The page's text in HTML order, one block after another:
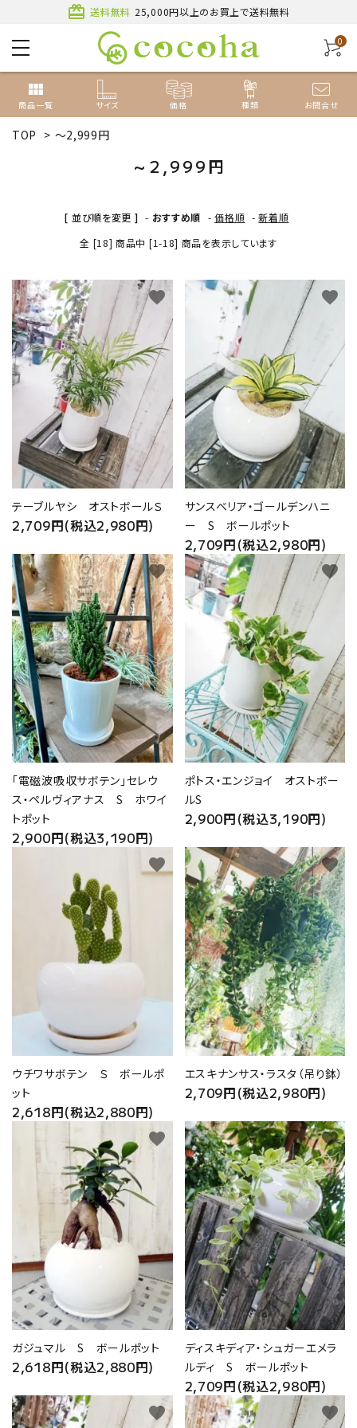
card_giftcard 送料無料 25,000円以上のお買上で送料無料
0
view_module
商品一覧 サイズ 価格 種類 お問合せ
ようこそ ゲスト 様
種類から探す
サイズから探す
価格から探す
プライバシーポリシー
特定商取引法について
お問い合わせ
TOP > ～2,999円
～2,999円
[ 並び順を変更 ] - おすすめ順 -価格順 -新着順
全 [18] 商品中 [1-18] 商品を表示しています
テーブルヤシ オストボールＳ
2,709円(税込2,980円)
favorite
サンスベリア・ゴールデンハニ
ー S ボールポット
2,709円(税込2,980円)
favorite
「電磁波吸収サボテン」セレウ
ス・ペルヴィアナス S ホワイ
トポット
2,900円(税込3,190円)
favorite
ポトス・エンジョイ オストボー
ルS
2,900円(税込3,190円)
favorite
ウチワサボテン Ｓ ボールポ
ット
2,618円(税込2,880円)
favorite
エスキナンサス・ラスタ（吊り鉢）
2,709円(税込2,980円)
favorite
ガジュマル S ボールポット
2,618円(税込2,880円)
favorite
ディスキディア・シュガーエメラ
ルディ S ボールポット
2,709円(税込2,980円)
favorite
favorite favorite